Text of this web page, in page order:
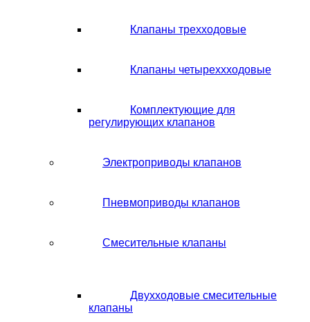
Клапаны трехходовые
Клапаны четыреххходовые
Комплектующие для
регулирующих клапанов
Электроприводы клапанов
Пневмоприводы клапанов
Смесительные клапаны
Двухходовые смесительные
клапаны